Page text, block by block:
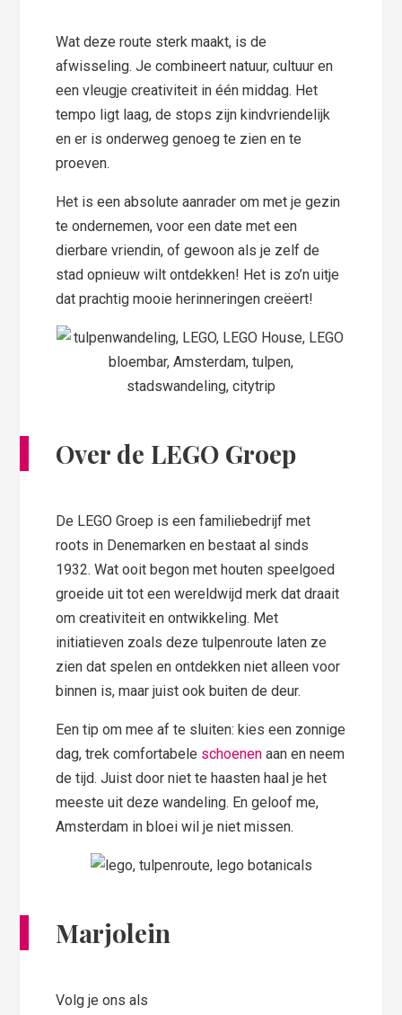
Wat deze route sterk maakt, is de
afwisseling. Je combineert natuur, cultuur en
een vleugje creativiteit in één middag. Het
tempo ligt laag, de stops zijn kindvriendelijk
en er is onderweg genoeg te zien en te
proeven.
Het is een absolute aanrader om met je gezin
te ondernemen, voor een date met een
dierbare vriendin, of gewoon als je zelf de
stad opnieuw wilt ontdekken! Het is zo’n uitje
dat prachtig mooie herinneringen creëert!
Over de LEGO Groep
De LEGO Groep is een familiebedrijf met
roots in Denemarken en bestaat al sinds
1932. Wat ooit begon met houten speelgoed
groeide uit tot een wereldwijd merk dat draait
om creativiteit en ontwikkeling. Met
initiatieven zoals deze tulpenroute laten ze
zien dat spelen en ontdekken niet alleen voor
binnen is, maar juist ook buiten de deur.
Een tip om mee af te sluiten: kies een zonnige
dag, trek comfortabele schoenen aan en neem
de tijd. Juist door niet te haasten haal je het
meeste uit deze wandeling. En geloof me,
Amsterdam in bloei wil je niet missen.
Marjolein
Volg je ons als